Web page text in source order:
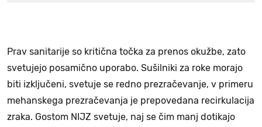
Prav sanitarije so kritična točka za prenos okužbe, zato
svetujejo posamično uporabo. Sušilniki za roke morajo
biti izključeni, svetuje se redno prezračevanje, v primeru
mehanskega prezračevanja je prepovedana recirkulacija
zraka. Gostom NIJZ svetuje, naj se čim manj dotikajo